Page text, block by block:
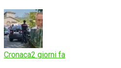
Cronaca2 giorni fa